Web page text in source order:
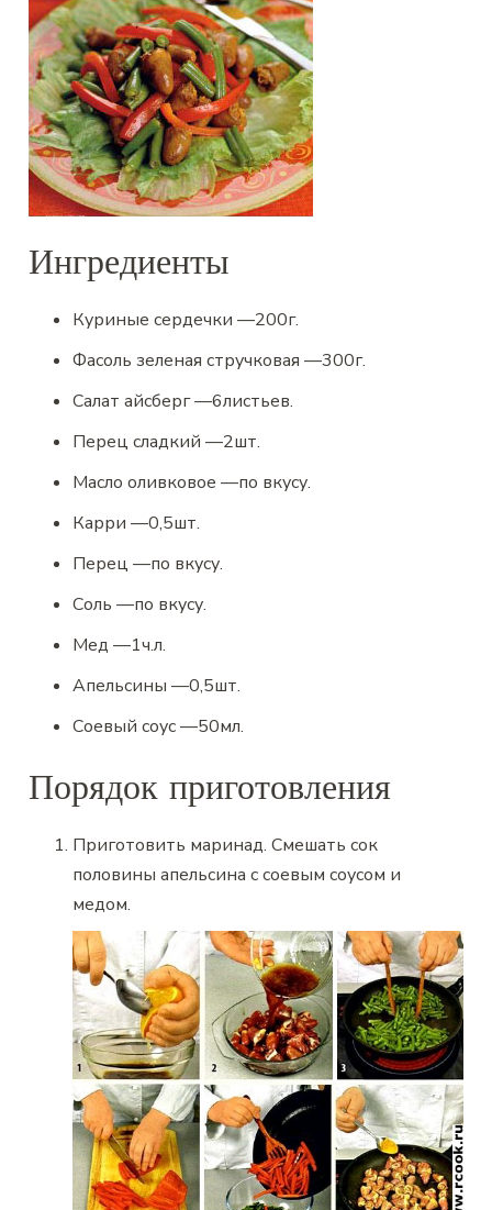
Ингредиенты
Куриные сердечки —200г.
Фасоль зеленая стручковая —300г.
Салат айсберг—6листьев.
Перец сладкий —2шт.
Масло оливковое —по вкусу.
Карри —0,5шт.
Перец —по вкусу.
Соль —по вкусу.
Мед —1ч.л.
Апельсины —0,5шт.
Соевый соус—50мл.
Порядок приготовления
Приготовить маринад. Смешать сок
половины апельсина с соевым соусом и
медом.